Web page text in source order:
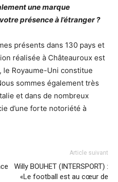
une marque
présence à l’étranger ?
présents dans 130 pays et
réalisée à Châteauroux est
le Royaume-Uni constitue
sommes également très
et dans de nombreux
d’une forte notoriété à
Article suivant
Willy BOUHET (INTERSPORT) :
«Le football est au cœur de